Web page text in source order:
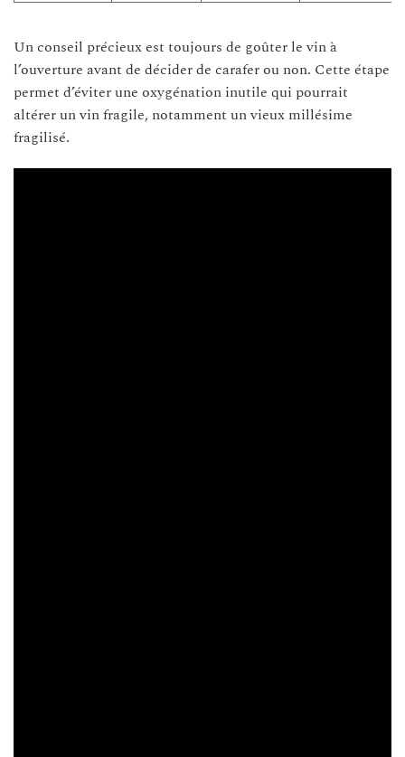
Un conseil précieux est toujours de goûter le vin à
l’ouverture avant de décider de carafer ou non. Cette étape
permet d’éviter une oxygénation inutile qui pourrait
altérer un vin fragile, notamment un vieux millésime
fragilisé.